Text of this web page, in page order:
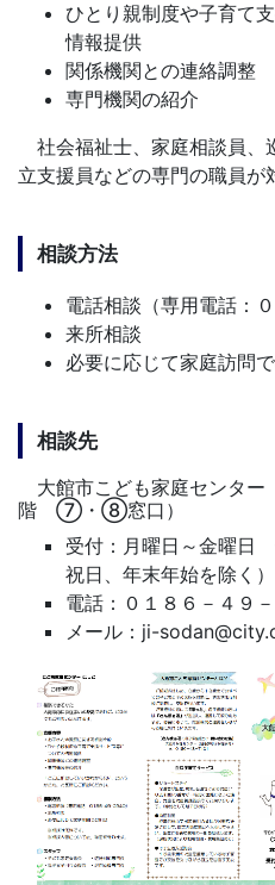
ひとり親制度や子育て
情報提供
関係機関との連絡調整
専門機関の紹介
社会福祉士、家庭相談員、
立支援員などの専門の職員が
相談方法
電話相談（専用電話：
来所相談
必要に応じて家庭訪問
相談先
大館市こども家庭センタ
階 ⑦・⑧窓口）
受付：月曜日～金曜日
祝日、年末年始を除く）
電話：０１８６－４９
メール：ji-